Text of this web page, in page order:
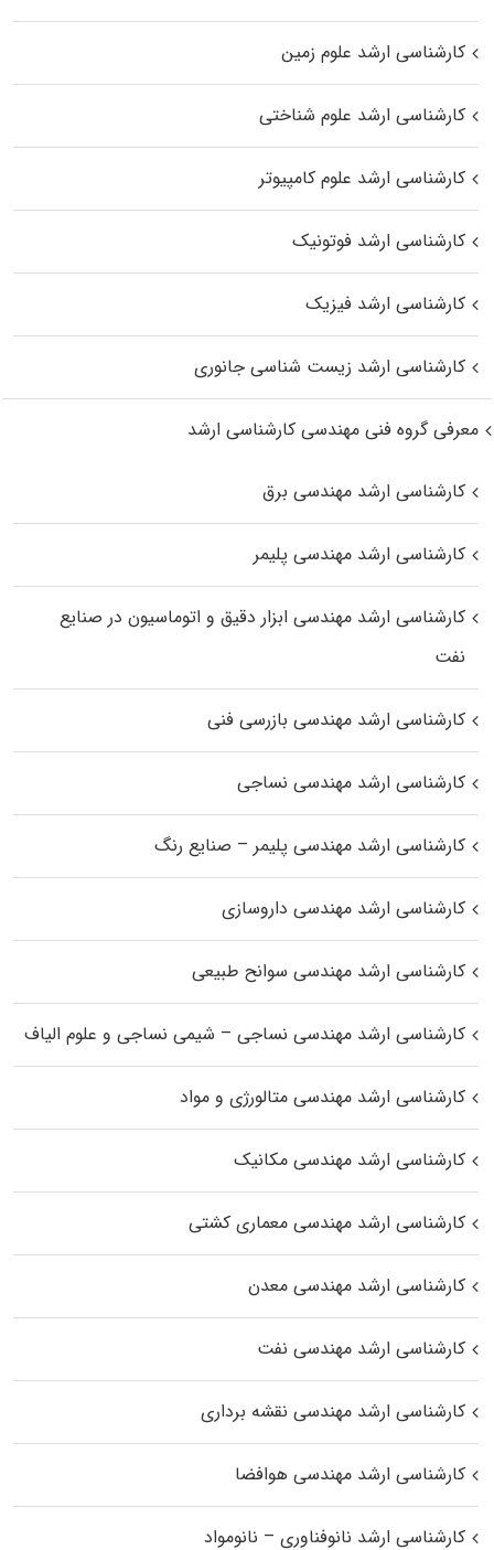
کارشناسی ارشد علوم زمین
کارشناسی ارشد علوم شناختی
کارشناسی ارشد علوم کامپیوتر
کارشناسی ارشد فوتونیک
کارشناسی ارشد فیزیک
کارشناسی ارشد زیست‌ شناسی جانوری
معرفی گروه فنی مهندسی کارشناسی ارشد
کارشناسی ارشد مهندسی برق
کارشناسی ارشد مهندسی پلیمر
کارشناسی ارشد مهندسی ابزار دقیق و اتوماسیون در صنایع
نفت
کارشناسی ارشد مهندسی بازرسی فنی
کارشناسی ارشد مهندسی نساجی
کارشناسی ارشد مهندسی پلیمر – صنایع رنگ
کارشناسی ارشد مهندسی داروسازی
کارشناسی ارشد مهندسی سوانح طبیعی
کارشناسی ارشد مهندسی نساجی – شیمی نساجی و علوم الیاف
کارشناسی ارشد مهندسی متالورژی و مواد
کارشناسی ارشد مهندسی مکانیک
کارشناسی ارشد مهندسی معماری کشتی
کارشناسی ارشد مهندسی معدن
کارشناسی ارشد مهندسی نفت
کارشناسی ارشد مهندسی نقشه برداری
کارشناسی ارشد مهندسی هوافضا
کارشناسی ارشد نانوفناوری – نانومواد